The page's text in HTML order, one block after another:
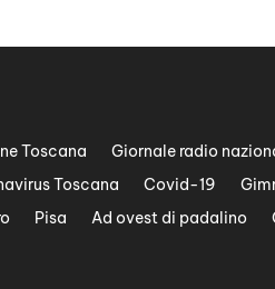
Toscana Giornale radio
Toscana Covid-19
Pisa Ad ovest di padalino